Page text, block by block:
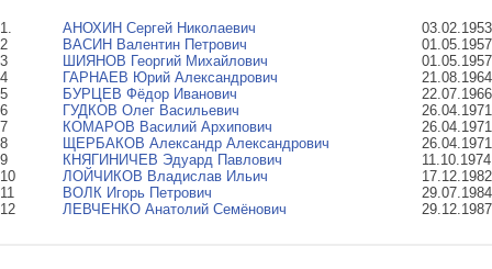
1. АНОХИН Сергей Николаевич
03.02.1953
2
ВАСИН Валентин Петрович
01.05.1957
3
ШИЯНОВ Георгий Михайлович
01.05.1957
4
ГАРНАЕВ Юрий Александрович
21.08.1964
5
БУРЦЕВ Фёдор Иванович
22.07.1966
6
ГУДКОВ Олег Васильевич
26.04.1971
7
КОМАРОВ Василий Архипович
26.04.1971
8
ЩЕРБАКОВ Александр Александрович
26.04.1971
9
КНЯГИНИЧЕВ Эдуард Павлович
11.10.1974
10
ЛОЙЧИКОВ Владислав Ильич
17.12.1982
11
ВОЛК Игорь Петрович
29.07.1984
12
ЛЕВЧЕНКО Анатолий Семёнович 29.12.1987